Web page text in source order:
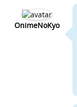
OnimeNoKyo